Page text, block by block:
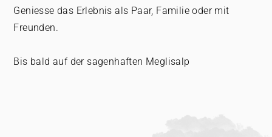
Geniesse das Erlebnis als Paar, Familie oder mit
Freunden.
Bis bald auf der sagenhaften Meglisalp